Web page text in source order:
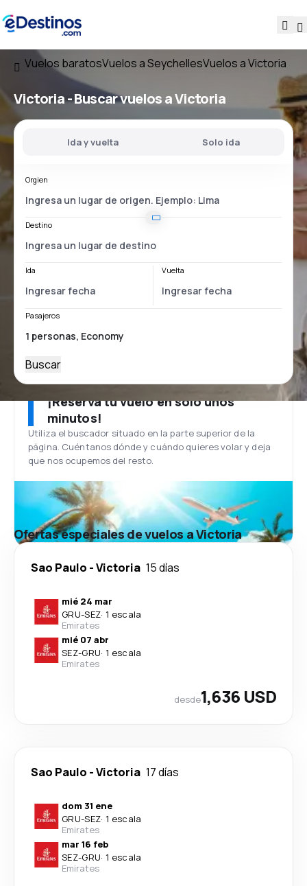
Vuelos baratosVuelos a SeychellesVuelos a Victoria
Victoria - Buscar vuelos a Victoria
Ida y vuelta Solo ida
Orgien
Destino
Ida Vuelta
Pasajeros
Buscar
¡Reserva tu vuelo en solo unos
minutos!
Utiliza el buscador situado en la parte superior de la
página. Cuéntanos dónde y cuándo quieres volar y deja
que nos ocupemos del resto.
Ofertas especiales de vuelos a Victoria
Sao Paulo -Victoria 15 días
mié 24 mar
GRU-SEZ· 1 escala
Emirates
mié 07 abr
SEZ-GRU· 1 escala
Emirates
desde1,636 USD
Sao Paulo -Victoria 17 días
dom 31 ene
GRU-SEZ· 1 escala
Emirates
mar 16 feb
SEZ-GRU· 1 escala
Emirates